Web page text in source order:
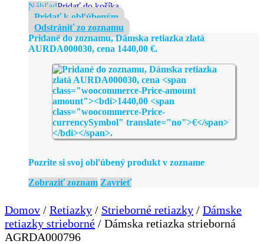
NáhľadPridať do košíka
Pridať k obľúbeným
Odstrániť zo zoznamu
Pridané do zoznamu, Dámska retiazka zlatá
AURDA000030, cena 1440,00 €.
Pozrite si svoj obľúbený produkt v zozname
Zobraziť zoznam Zavrieť
Domov / Retiazky / Strieborné retiazky / Dámske
retiazky strieborné / Dámska retiazka strieborná
AGRDA000796